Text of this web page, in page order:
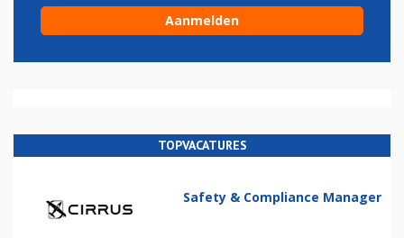
TOPVACATURES
Safety & Compliance Manager